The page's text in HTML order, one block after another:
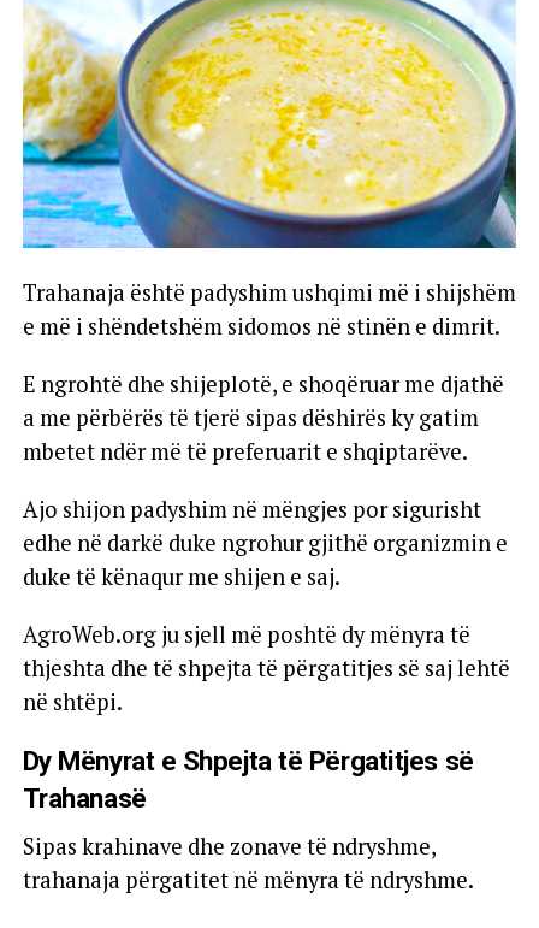
Trahanaja është padyshim ushqimi më i shijshëm
e më i shëndetshëm sidomos në stinën e dimrit.
E ngrohtë dhe shijeplotë, e shoqëruar me djathë
a me përbërës të tjerë sipas dëshirës ky gatim
mbetet ndër më të preferuarit e shqiptarëve.
Ajo shijon padyshim në mëngjes por sigurisht
edhe në darkë duke ngrohur gjithë organizmin e
duke të kënaqur me shijen e saj.
AgroWeb.org ju sjell më poshtë dy mënyra të
thjeshta dhe të shpejta të përgatitjes së saj lehtë
në shtëpi.
Dy Mënyrat e Shpejta të Përgatitjes së
Trahanasë
Sipas krahinave dhe zonave të ndryshme,
trahanaja përgatitet në mënyra të ndryshme.